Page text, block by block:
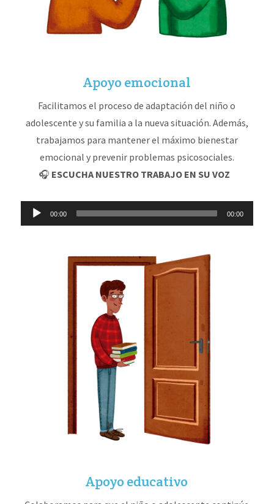
Apoyo emocional
Facilitamos el proceso de adaptación del niño o
adolescente y su familia a la nueva situación. Además,
trabajamos para mantener el máximo bienestar
emocional y prevenir problemas psicosociales.
🎧 ESCUCHA NUESTRO TRABAJO EN SU VOZ
Reproductor
de
00:00 00:00
Apoyo educativo